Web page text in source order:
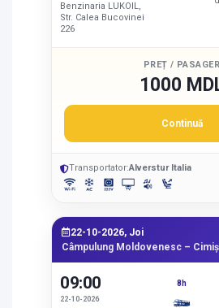
Benzinaria LUKOIL,
Str. Calea Bucovinei
226
PREȚ / PASAGER
1000
Continuă
Transportator:Alverstur Italia
22-10-2026, Joi
Câmpulung Moldovenesc –
09:00
22-10-2026
8h